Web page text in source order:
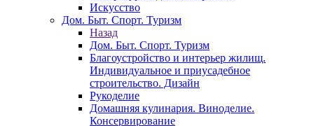
Искусство
Дом. Быт. Спорт. Туризм
Назад
Дом. Быт. Спорт. Туризм
Благоустройство и интерьер жилищ.
Индивидуальное и приусадебное
строительство. Дизайн
Рукоделие
Домашняя кулинария. Виноделие.
Консервирование